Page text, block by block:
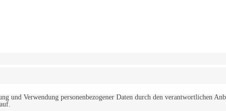
und Verwendung personenbezogener Daten durch den